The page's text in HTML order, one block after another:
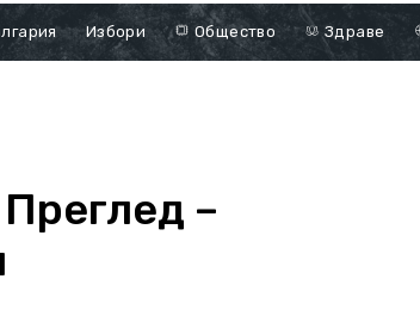
Избори Общество Здраве
–